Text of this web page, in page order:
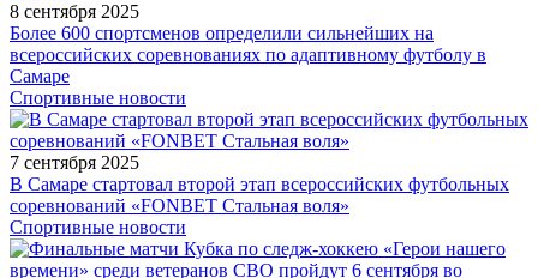
8 сентября 2025
Более 600 спортсменов определили сильнейших на
всероссийских соревнованиях по адаптивному футболу в
Самаре
Спортивные новости
7 сентября 2025
В Самаре стартовал второй этап всероссийских футбольных
соревнований «FONBET Стальная воля»
Спортивные новости